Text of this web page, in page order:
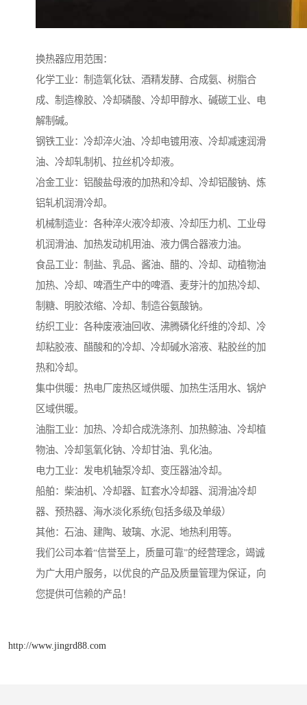
换热器应用范围：
化学工业：制造氧化钛、酒精发酵、合成氨、树脂合
成、制造橡胶、冷却磷酸、冷却甲醇水、碱碳工业、电
解制碱。
钢铁工业：冷却淬火油、冷却电镀用液、冷却减速润滑
油、冷却轧制机、拉丝机冷却液。
冶金工业：铝酸盐母液的加热和冷却、冷却铝酸钠、炼
铝轧机润滑冷却。
机械制造业：各种淬火液冷却液、冷却压力机、工业母
机润滑油、加热发动机用油、液力偶合器液力油。
食品工业：制盐、乳品、酱油、醋的、冷却、动植物油
加热、冷却、啤酒生产中的啤酒、麦芽汁的加热冷却、
制糖、明胶浓缩、冷却、制造谷氨酸钠。
纺织工业：各种废液油回收、沸腾磷化纤维的冷却、冷
却粘胶液、醋酸和的冷却、冷却碱水溶液、粘胶丝的加
热和冷却。
集中供暖：热电厂废热区域供暖、加热生活用水、锅炉
区域供暖。
油脂工业：加热、冷却合成洗涤剂、加热鲸油、冷却植
物油、冷却氢氧化钠、冷却甘油、乳化油。
电力工业：发电机轴泵冷却、变压器油冷却。
船舶：柴油机、冷却器、缸套水冷却器、润滑油冷却
器、预热器、海水淡化系统(包括多级及单级）
其他：石油、建陶、玻璃、水泥、地热利用等。
我们公司本着“信誉至上，质量可靠”的经营理念，竭诚
为广大用户服务，以优良的产品及质量管理为保证，向
您提供可信赖的产品！
http://www.jingrd88.com